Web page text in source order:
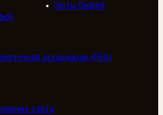
Ноты Орфей
ассоциация (РБА)
сайта